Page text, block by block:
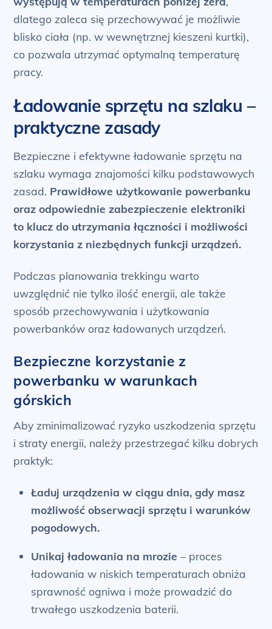
dlatego zaleca się przechowywać je możliwie
blisko ciała (np. w wewnętrznej kieszeni kurtki),
co pozwala utrzymać optymalną temperaturę
pracy.
Ładowanie sprzętu na szlaku –
praktyczne zasady
Bezpieczne i efektywne ładowanie sprzętu na
szlaku wymaga znajomości kilku podstawowych
zasad. Prawidłowe użytkowanie powerbanku
oraz odpowiednie zabezpieczenie elektroniki
to klucz do utrzymania łączności i możliwości
korzystania z niezbędnych funkcji urządzeń.
Podczas planowania trekkingu warto
uwzględnić nie tylko ilość energii, ale także
sposób przechowywania i użytkowania
powerbanków oraz ładowanych urządzeń.
Bezpieczne korzystanie z
powerbanku w warunkach
górskich
Aby zminimalizować ryzyko uszkodzenia sprzętu
i straty energii, należy przestrzegać kilku dobrych
praktyk:
Ładuj urządzenia w ciągu dnia, gdy masz
możliwość obserwacji sprzętu i warunków
pogodowych.
Unikaj ładowania na mrozie – proces
ładowania w niskich temperaturach obniża
sprawność ogniwa i może prowadzić do
trwałego uszkodzenia baterii.